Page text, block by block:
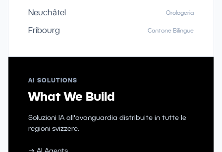
Neuchâtel Orologeria
Fribourg Cantone Bilingue
AI SOLUTIONS
What We Build
Soluzioni IA all'avanguardia distribuite in tutte le
regioni svizzere.